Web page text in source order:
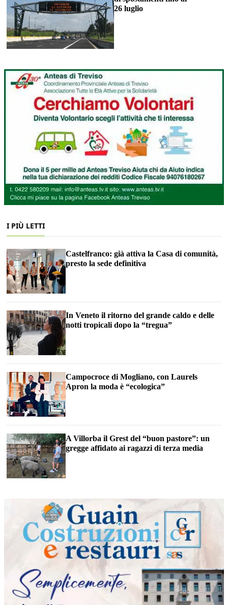
26 luglio
I PIÙ LETTI
Castelfranco: già attiva la Casa di comunità,
presto la sede definitiva
In Veneto il ritorno del grande caldo e delle
notti tropicali dopo la “tregua”
Campocroce di Mogliano, con Laurels
Apron la moda è “ecologica”
A Villorba il Grest del “buon pastore”: un
gregge affidato ai ragazzi di terza media